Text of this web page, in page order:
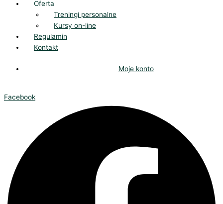
Oferta
Treningi personalne
Kursy on-line
Regulamin
Kontakt
Moje konto
Facebook